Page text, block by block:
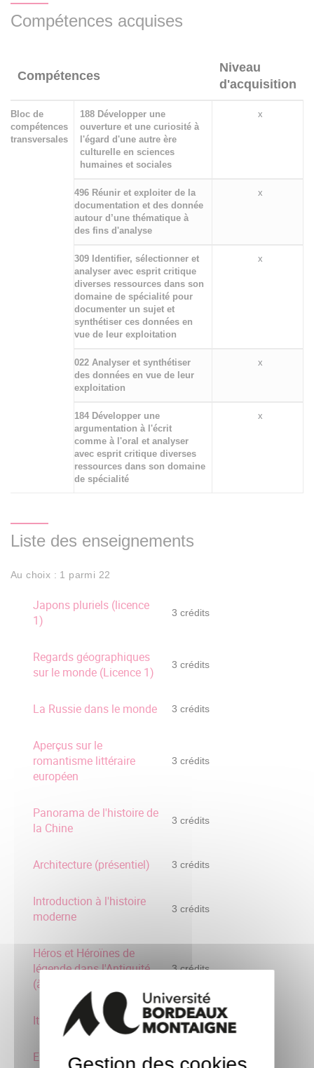
Compétences acquises
Compétences
Niveau
d'acquisition
Bloc de
compétences
transversales
188 Développer une
ouverture et une curiosité à
l'égard d'une autre ère
culturelle en sciences
humaines et sociales
x
496 Réunir et exploiter de la
documentation et des donnée
autour d’une thématique à
des fins d'analyse
x
309 Identifier, sélectionner et
analyser avec esprit critique
diverses ressources dans son
domaine de spécialité pour
documenter un sujet et
synthétiser ces données en
vue de leur exploitation
x
022 Analyser et synthétiser
des données en vue de leur
exploitation
x
184 Développer une
argumentation à l'écrit
comme à l'oral et analyser
avec esprit critique diverses
ressources dans son domaine
de spécialité
x
Liste des enseignements
Au choix : 1 parmi 22
Japons pluriels (licence
1)
3 crédits
Regards géographiques
sur le monde (Licence 1)
3 crédits
La Russie dans le monde 3 crédits
Aperçus sur le
romantisme littéraire
européen
3 crédits
Panorama de l'histoire de
la Chine
3 crédits
Architecture (présentiel) 3 crédits
Introduction à l'histoire
moderne
3 crédits
Héros et Héroïnes de
légende dans l'Antiquité
(à distance)
3 crédits
Italie : villes, art et culture 3 crédits
Etre artiste aux XXe et